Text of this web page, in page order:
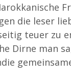
die leser
teuer zu
Dirne man